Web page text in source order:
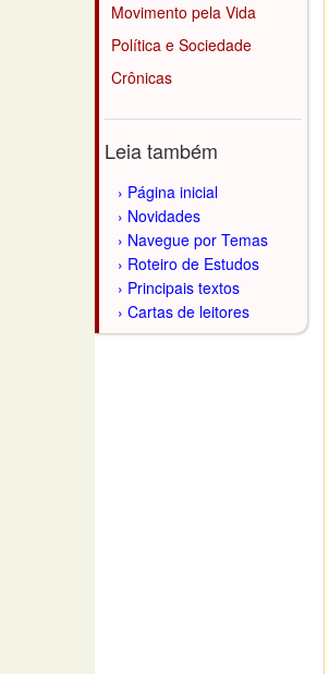
Movimento pela Vida
Política e Sociedade
Crônicas
Leia também
Página inicial
Novidades
Navegue por Temas
Roteiro de Estudos
Principais textos
Cartas de leitores